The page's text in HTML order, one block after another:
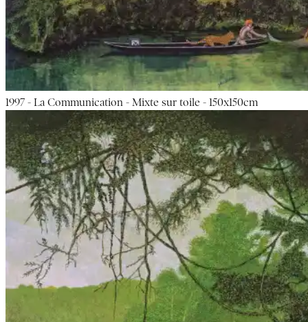
1997 - La Communication - Mixte sur toile - 150x150cm